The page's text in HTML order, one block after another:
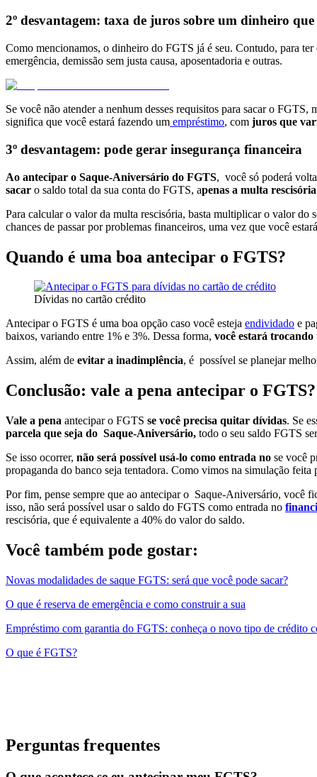
2º desvantagem: taxa de juros sobre um dinheiro que
Como mencionamos, o dinheiro do FGTS já é seu. Contudo, para
emergência, demissão sem justa causa, aposentadoria e outras.
Se você não atender a nenhum desses requisitos para sacar o
significa que você estará fazendo um empréstimo, com juros que
3º desvantagem: pode gerar insegurança financeira
Ao antecipar o Saque-Aniversário do FGTS, você só poderá
sacar o saldo total da sua conta do FGTS, apenas a multa
Para calcular o valor da multa rescisória, basta multiplicar o valor do
chances de passar por problemas financeiros, uma vez que você
Quando é uma boa antecipar o FGTS?
Dívidas no cartão crédito
Antecipar o FGTS é uma boa opção caso você esteja endividado e
baixos, variando entre 1% e 3%. Dessa forma, você estará
Assim, além de evitar a inadimplência, é possível se planejar
Conclusão: vale a pena antecipar o FGTS?
Vale a pena antecipar o FGTS se você precisa quitar dívidas. Se
parcela que seja do Saque-Aniversário, todo o seu saldo FGTS
Se isso ocorrer, não será possível usá-lo como entrada no se você
propaganda do banco seja tentadora. Como vimos na simulação
Por fim, pense sempre que ao antecipar o Saque-Aniversário, você
isso, não será possível usar o saldo do FGTS como entrada no
rescisória, que é equivalente a 40% do valor do saldo.
Você também pode gostar:
Novas modalidades de saque FGTS: será que você pode sacar?
O que é reserva de emergência e como construir a sua
Empréstimo com garantia do FGTS: conheça o novo tipo de crédito
O que é FGTS?
Perguntas frequentes